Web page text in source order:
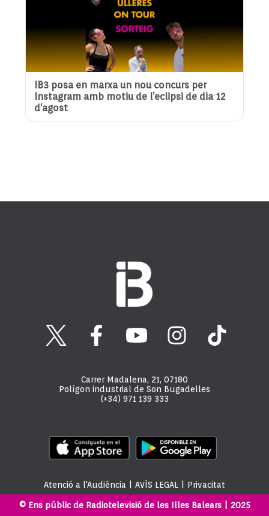
IB3 posa en marxa un nou concurs per
Instagram amb motiu de l’eclipsi de dia 12
d’agost
Carrer Madalena, 21, 07180
Polígon industrial de Son Bugadelles
(+34) 971 139 333
Atenció a l'Audiència AVÍS LEGAL Privacitat
© Ens públic de Radiotelevisió de les Illes Balears | 2025